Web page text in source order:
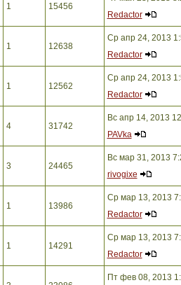
1 15456
Redactor
1 12638
Ср апр 24, 2013
Redactor
1 12562
Ср апр 24, 2013
Redactor
4 31742
Вс апр 14, 2013
PAVka
3 24465
Вс мар 31, 2013
rivogixe
1 13986
Ср мар 13, 2013
Redactor
1 14291
Ср мар 13, 2013
Redactor
Пт фев 08, 2013